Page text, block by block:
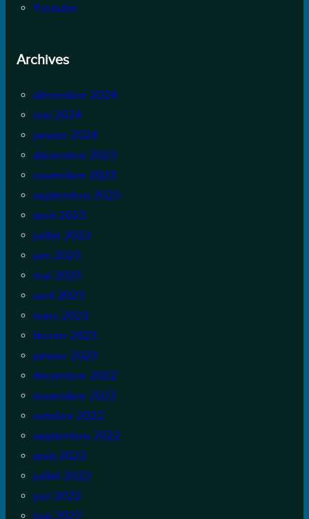
Youtube
Archives
décembre 2024
mai 2024
janvier 2024
décembre 2023
novembre 2023
septembre 2023
août 2023
juillet 2023
juin 2023
mai 2023
avril 2023
mars 2023
février 2023
janvier 2023
décembre 2022
novembre 2022
octobre 2022
septembre 2022
août 2022
juillet 2022
juin 2022
mai 2022